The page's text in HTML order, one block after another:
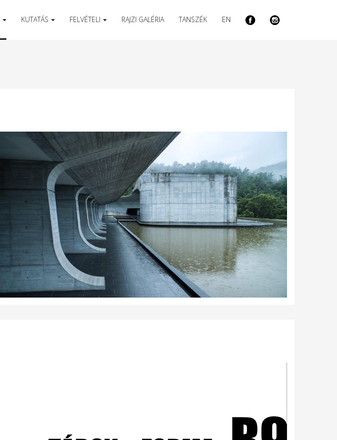
KUTATÁS FELVÉTELI RAJZI GALÉRIA TANSZÉK EN